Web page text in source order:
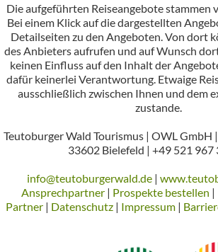
Die aufgeführten Reiseangebote
Bei einem Klick auf die dargestellten
Detailseiten zu den Angeboten. Von dort
des Anbieters aufrufen und auf Wunsch
keinen Einfluss auf den Inhalt der
dafür keinerlei Verantwortung. Etwaige
ausschließlich zwischen Ihnen und dem
zustande.
Teutoburger Wald Tourismus | OWL GmbH
33602 Bielefeld | +49 521 967
info@teutoburgerwald.de |
Ansprechpartner| Prospekte bestellen |
Partner| Datenschutz| Impressum|